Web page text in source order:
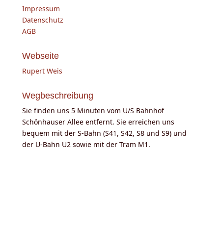
Impressum
Datenschutz
AGB
Webseite
Rupert Weis
Wegbeschreibung
Sie finden uns 5 Minuten vom U/S Bahnhof
Schönhauser Allee entfernt. Sie erreichen uns
bequem mit der S-Bahn (S41, S42, S8 und S9) und
der U-Bahn U2 sowie mit der Tram M1.